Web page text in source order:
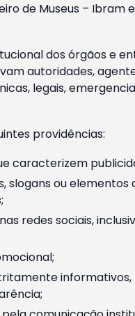
de Museus –
dos órgãos e
autoridades,
legais,
providências:
caracterizem
ou elementos
redes sociais,